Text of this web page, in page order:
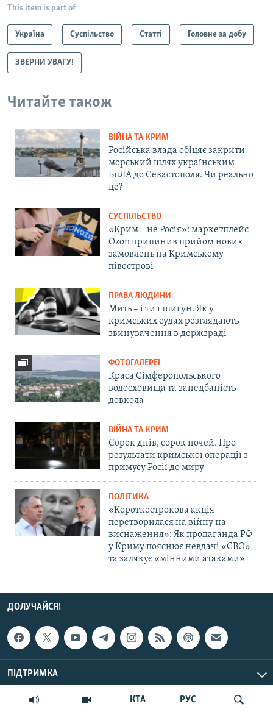
КТА РУС
This item is part of
Україна Суспільство Статті Головне за добу
ЗВЕРНИ УВАГУ!
Читайте також
ВІЙНА ТА КРИМ
Російська влада обіцяє закрити
морський шлях українським
БпЛА до Севастополя. Чи реально
це?
СУСПІЛЬСТВО
«Крим – не Росія»: маркетплейс
Ozon припинив прийом нових
замовлень на Кримському
півострові
ПРАВА ЛЮДИНИ
Мить – і ти шпигун. Як у
кримських судах розглядають
звинувачення в держзраді
ФОТОГАЛЕРЕЇ
Краса Сімферопольського
водосховища та занедбаність
довкола
ВІЙНА ТА КРИМ
Сорок днів, сорок ночей. Про
результати кримської операції з
примусу Росії до миру
ПОЛІТИКА
«Короткострокова акція
перетворилася на війну на
виснаження»: Як пропаганда РФ
у Криму пояснює невдачі «СВО»
та залякує «мінними атаками»
ДОЛУЧАЙСЯ!
ПІДТРИМКА